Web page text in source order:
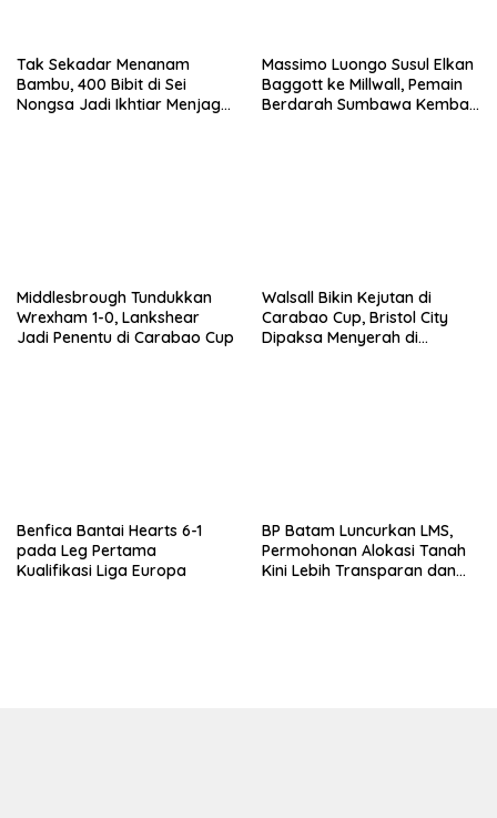
Tak Sekadar Menanam
Bambu, 400 Bibit di Sei
Nongsa Jadi Ikhtiar Menjaga
Massimo Luongo Susul Elkan
Baggott ke Millwall, Pemain
Berdarah Sumbawa Kembali
Middlesbrough Tundukkan
Wrexham 1-0, Lankshear
Jadi Penentu di Carabao Cup
Walsall Bikin Kejutan di
Carabao Cup, Bristol City
Dipaksa Menyerah di
Benfica Bantai Hearts 6-1
pada Leg Pertama
Kualifikasi Liga Europa
BP Batam Luncurkan LMS,
Permohonan Alokasi Tanah
Kini Lebih Transparan dan